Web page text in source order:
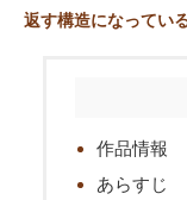
返す構造になってい
作品情報
あらすじ